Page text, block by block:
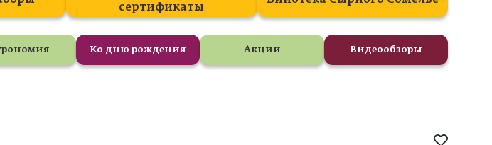
сертификаты
Ко дню рождения Акции Видеообзоры